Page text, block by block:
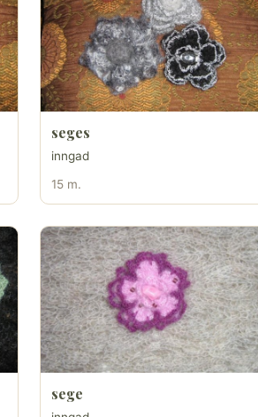
seges
inngad
15 m.
sege